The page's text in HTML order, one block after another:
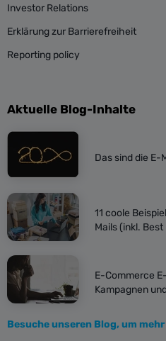
Investor Relations
Erklärung zur Barrierefreiheit
Reporting policy
Aktuelle Blog-Inhalte
Das sind die E-
11 coole
Mails (inkl.
E-Commerce
Kampagnen
Besuche unseren Blog, um